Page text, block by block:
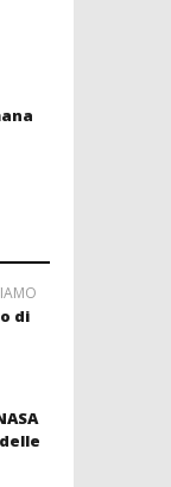
di